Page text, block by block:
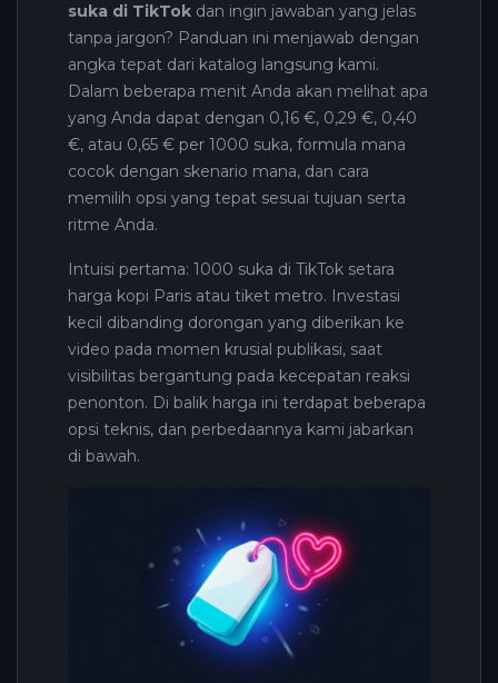
suka di TikTok dan ingin jawaban yang jelas
tanpa jargon? Panduan ini menjawab dengan
angka tepat dari katalog langsung kami.
Dalam beberapa menit Anda akan melihat apa
yang Anda dapat dengan 0,16 €, 0,29 €, 0,40
€, atau 0,65 € per 1000 suka, formula mana
cocok dengan skenario mana, dan cara
memilih opsi yang tepat sesuai tujuan serta
ritme Anda.
Intuisi pertama: 1000 suka di TikTok setara
harga kopi Paris atau tiket metro. Investasi
kecil dibanding dorongan yang diberikan ke
video pada momen krusial publikasi, saat
visibilitas bergantung pada kecepatan reaksi
penonton. Di balik harga ini terdapat beberapa
opsi teknis, dan perbedaannya kami jabarkan
di bawah.